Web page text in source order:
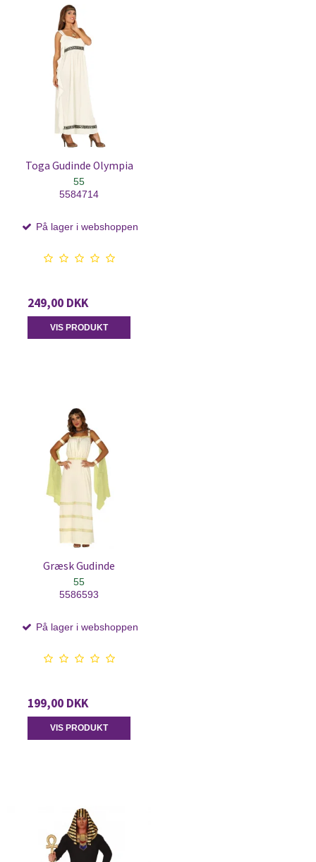
Toga Gudinde Olympia
55
5584714
På lager i webshoppen
249,00 DKK
VIS PRODUKT
Græsk Gudinde
55
5586593
På lager i webshoppen
199,00 DKK
VIS PRODUKT